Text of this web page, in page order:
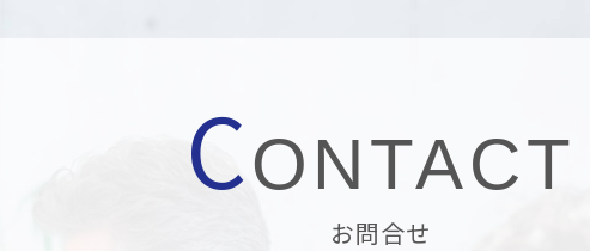
CONTACT
お問合せ